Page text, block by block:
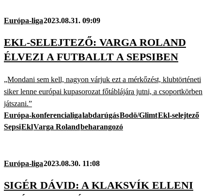
Európa-liga2023.08.31. 09:09
EKL-SELEJTEZŐ: VARGA ROLAND
ÉLVEZI A FUTBALLT A SEPSIBEN
„Mondani sem kell, nagyon várjuk ezt a mérkőzést, klubtörténeti
siker lenne európai kupasorozat főtáblájára jutni, a csoportkörben
játszani.”
Európa-konferencialigalabdarúgásBodö/GlimtEkl-selejtező
SepsiEklVarga Rolandbeharangozó
Európa-liga2023.08.30. 11:08
SIGÉR DÁVID: A KLAKSVÍK ELLENI